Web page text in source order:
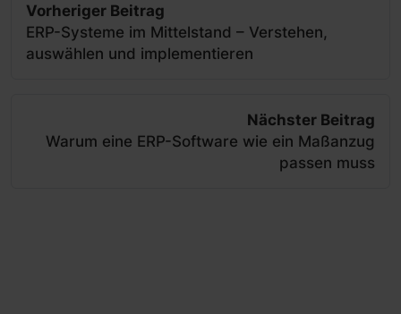
Vorheriger Beitrag
ERP-Systeme im Mittelstand – Verstehen,
auswählen und implementieren
Nächster Beitrag
Warum eine ERP-Software wie ein Maßanzug
passen muss